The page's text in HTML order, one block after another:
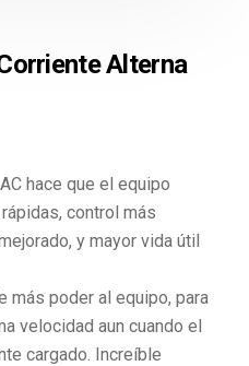
Alterna
hace que el equipo
control más
y mayor vida útil
más poder al equipo, para
velocidad aun cuando el
cargado. Increíble